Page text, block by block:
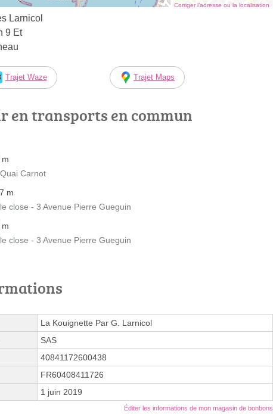
Corriger l’adresse ou la localisation
Larnicol
9 Et
Trajet Waze Trajet Maps
en transports en commun
Carnot
m
close - 3 Avenue Pierre Gueguin
close - 3 Avenue Pierre Gueguin
La Kouignette Par G. Larnicol
SAS
40841172600438
FR60408411726
1 juin 2019
Éditer les informations de mon magasin de bonbons